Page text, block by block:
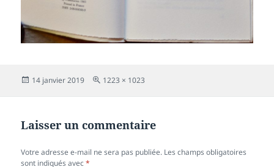
Publié
14 janvier 2019
Taille
1223 × 1023
Laisser un commentaire
Votre adresse e-mail ne sera pas publiée. Les champs obligatoires
sont indiqués avec*